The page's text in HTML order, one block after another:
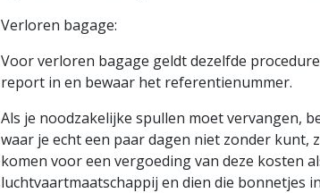
Verloren bagage:
Voor verloren bagage geldt dezelfde
report in en bewaar het referentienummer.
Als je noodzakelijke spullen moet vervangen,
waar je echt een paar dagen niet zonder
komen voor een vergoeding van deze kosten
luchtvaartmaatschappij en dien die bonnetjes